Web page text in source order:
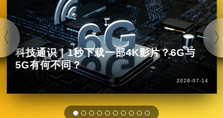
科技通识｜1秒下载一部4K影片？6G与
5G有何不同？
2026-07-14